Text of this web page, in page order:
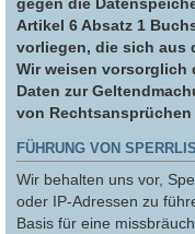
gegen die
Artikel 6 Absatz 1
vorliegen, die sich aus
Wir weisen vorsorglich
Daten zur
von
FÜHRUNG VON
Wir behalten uns vor,
oder IP-Adressen zu
Basis für eine